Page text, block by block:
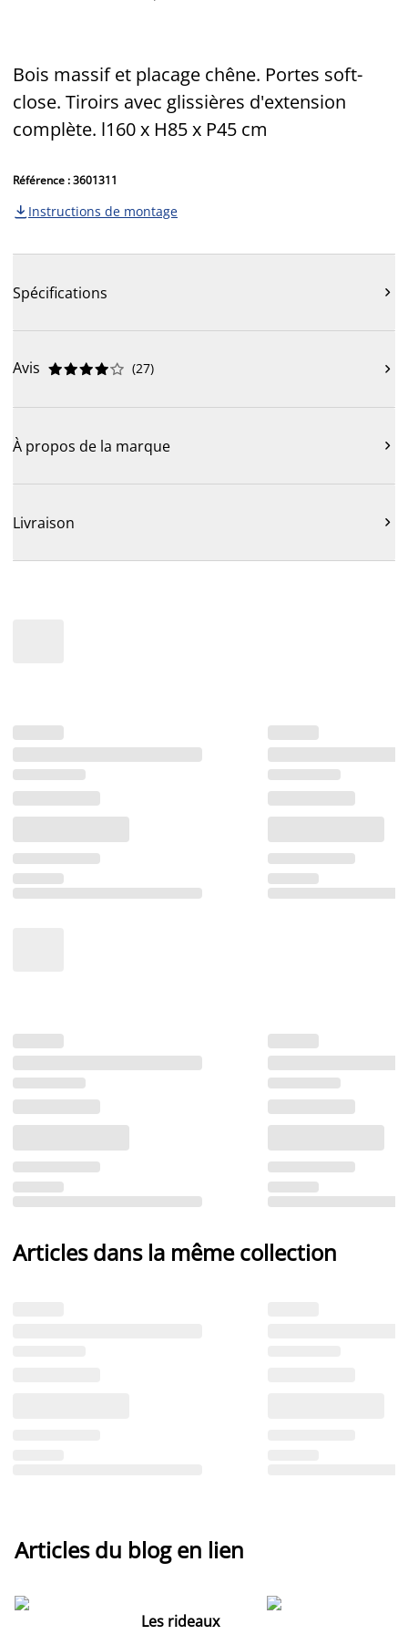
Bois massif et placage chêne. Portes soft-
close. Tiroirs avec glissières d'extension
complète. l160 x H85 x P45 cm
Référence : 3601311
 Instructions de montage
Spécifications 
Avis 




 (27) 
À propos de la marque 
Livraison 
Articles dans la même collection
Articles du blog en lien
Les rideaux